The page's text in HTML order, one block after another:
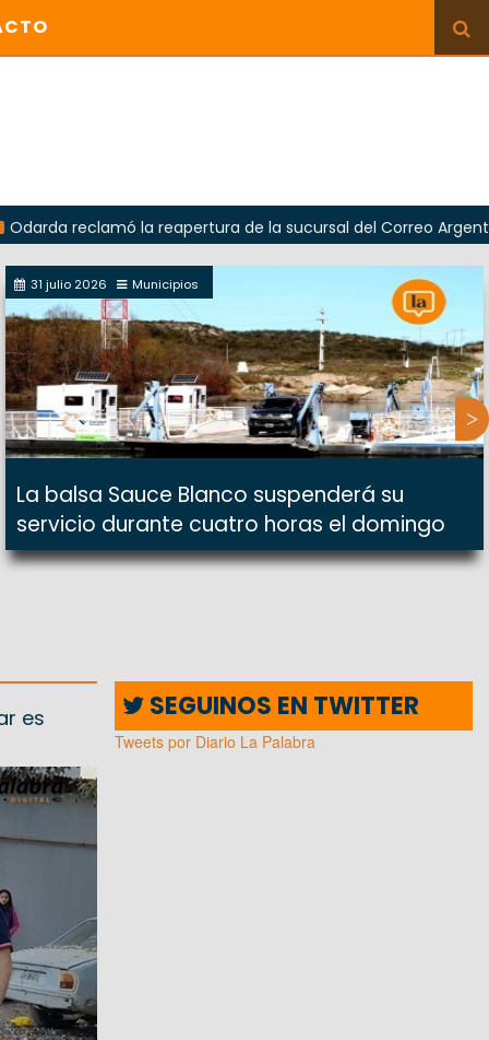
reclamó la reapertura de la sucursal del Correo Argentino en
31 julio 2026 Municipios
La balsa Sauce Blanco suspenderá su
servicio durante cuatro horas el domingo
es SEGUINOS EN TWITTER
Tweets por Diario La Palabra